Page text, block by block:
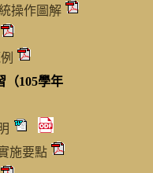
操作圖解
（105學年
施要點